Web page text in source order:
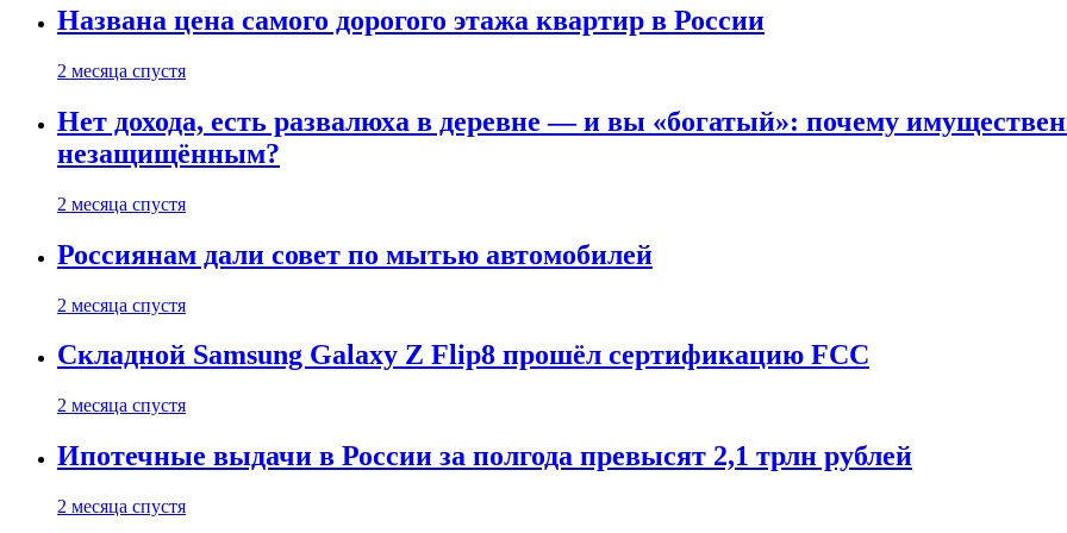
Названа цена самого дорогого этажа квартир в России
2 месяца спустя
Нет дохода, есть развалюха в деревне — и вы «богатый»: почему
незащищённым?
2 месяца спустя
Россиянам дали совет по мытью автомобилей
2 месяца спустя
Складной Samsung Galaxy Z Flip8 прошёл сертификацию FCC
2 месяца спустя
Ипотечные выдачи в России за полгода превысят 2,1 трлн рублей
2 месяца спустя